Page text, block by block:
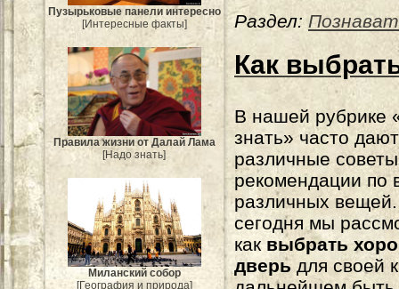
Пузырьковые панели интересно
[Интересные факты]
Правила жизни от Далай Лама
[Надо знать]
Миланский собор
[География и природа]
Раздел:
Как
В нашей рубрике
знать» часто
различные
рекомендации по
различных вещей.
сегодня мы
как выбрать
дверь для своей